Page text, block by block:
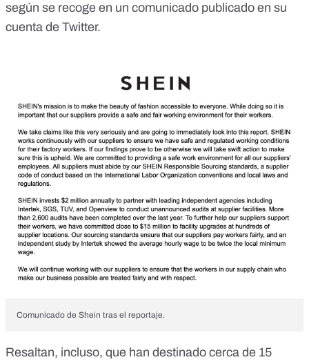
según se recoge en un comunicado publicado en su
cuenta de Twitter.
Comunicado de Shein tras el reportaje.
Resaltan, incluso, que han destinado cerca de 15